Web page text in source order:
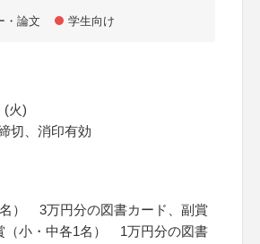
・論文 学生向け
(火)
切、消印有効
） 3万円分の図書カード、副賞
（小・中各1名） 1万円分の図書